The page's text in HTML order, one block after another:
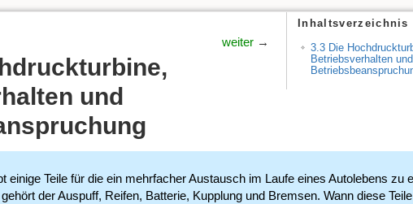
Inhaltsverzeichnis
3.3 Die
Betriebsverhalten und
weiter →
und
einige Teile für die ein mehrfacher Austausch im Laufe eines Autolebens zu
der Auspuff, Reifen, Batterie, Kupplung und Bremsen. Wann diese Teile